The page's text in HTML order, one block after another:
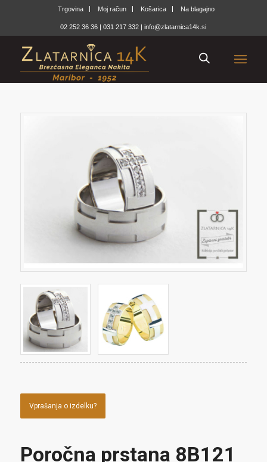
Trgovina Moj račun Košarica Na blagajno
02 252 36 36 |031 217 332 |info@zlatarnica14k.si
Vprašanja o izdelku?
Poročna prstana 8B121